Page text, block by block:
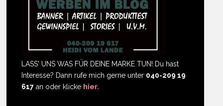
LASS' UNS WAS FÜR DEINE MARKE TUN! Du hast
Interesse? Dann rufe mich gerne unter 040-209 19
617 an oder klicke hier.